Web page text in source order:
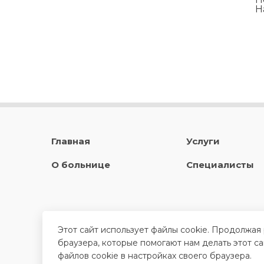
Главная
О больнице
Услуги
Специалисты
Этот сайт использует файлы cookie.
браузера, которые помогают нам делать этот
файлов cookie в настройках своего браузера.